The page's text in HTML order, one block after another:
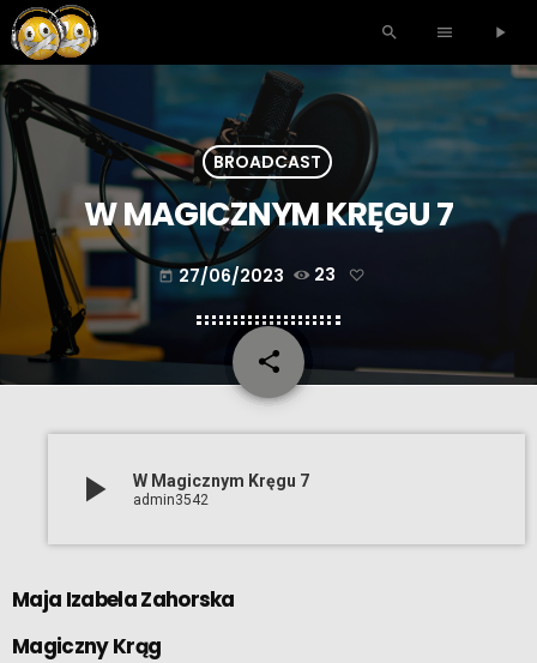
search menu play_arrow
BROADCAST
W MAGICZNYM KRĘGU 7
today 27/06/2023 23
share
email
play_arrow W Magicznym Kręgu 7
admin3542
Maja Izabela Zahorska
Magiczny Krąg